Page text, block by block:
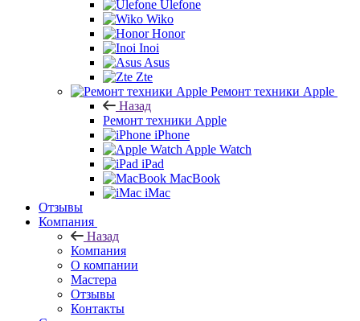
Ulefone
Wiko
Honor
Inoi
Asus
Zte
Ремонт техники Apple
Назад
Ремонт техники Apple
iPhone
Apple Watch
iPad
MacBook
iMac
Отзывы
Компания
Назад
Компания
О компании
Мастера
Отзывы
Контакты